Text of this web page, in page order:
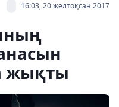
16:03, 20 желтоқсан 2017
жықты